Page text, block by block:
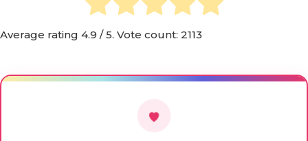
Average rating 4.9 / 5. Vote count: 2113